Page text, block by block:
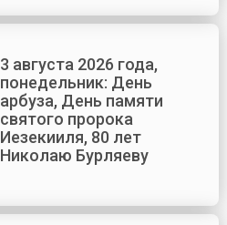
3 августа 2026 года,
понедельник: День
арбуза, День памяти
святого пророка
Иезекииля, 80 лет
Николаю Бурляеву